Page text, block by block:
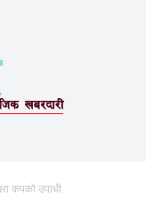
कपको उपाधी